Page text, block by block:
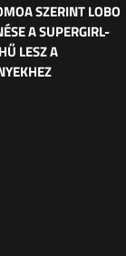
SZERINT LOBO
A SUPERGIRL-
LESZ A